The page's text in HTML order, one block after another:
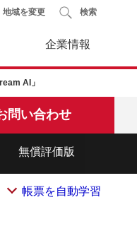
地域を変更 検索
企業情報
AI」
問い合わせ
無償評価版
帳票を自動学習